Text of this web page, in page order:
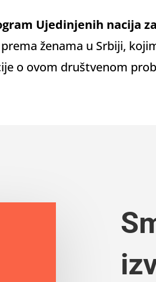
Ujedinjenih nacija
ženama u Srbiji,
o ovom društvenom